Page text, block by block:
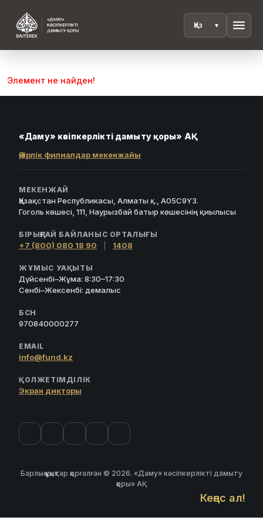
menu
Кеңес ал!
Элемент не найден!
«Даму» кәсіпкерлікті дамыту қоры» АҚ
Өңірлік филиалдар мекенжайы
МЕКЕНЖАЙ
Қазақстан Республикасы, Алматы қ., A05C9Y3.
Гоголь көшесі, 111, Наурызбай батыр көшесінің қиылысы
БІРЫҢҒАЙ БАЙЛАНЫС ОРТАЛЫҒЫ
+7 (800) 080 18 90 1408
ЖҰМЫС УАҚЫТЫ
Дүйсенбі–Жұма: 8:30–17:30
Сенбі–Жексенбі: демалыс
БСН
970840000277
EMAIL
info@fund.kz
ҚОЛЖЕТІМДІЛІК
Экран дикторы
Барлық құқықтар қорғалған © 2026. «Даму» кәсіпкерлікті дамыту
қоры» АҚ